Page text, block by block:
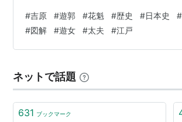
芸者《吉原外の遊女たち》湯女飯盛女夜
資料 ■使用素材について ■人物紹介 １. 旧
形町にあった移転前の吉原です。「花魁
えた最上級の遊女。武士や裕福な商人や
し、宴席でおもてなし…
#吉原 #遊郭 #花魁 #歴史 #日本史 #
#図解 #遊女 #太夫 #江戸
ネットで話題
631 ブックマーク